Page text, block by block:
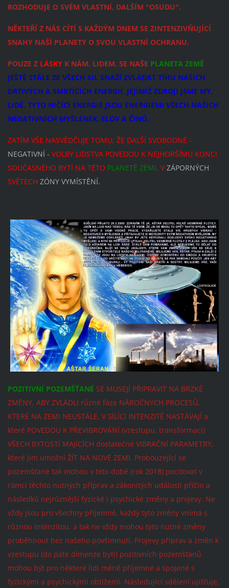
ROZHODUJE O SVÉM VLASTNÍ, DALŠÍM "OSUDU".
NĚKTEŘÍ Z NÁS CÍTÍ S KAŽDÝM DNEM SE ZINTENZIVŇUJÍCÍ
SNAHY NAŠÍ PLANETY O SVOU VLASTNÍ OCHRANU.
POUZE ZLÁSKYK NÁM, LIDEM, SE NAŠE PLANETA ZEMĚ
JEŠTĚ STÁLE ZE VŠECH SIL SNAŽÍ ZVLÁDAT TÍHU NAŠICH
DRTIVÝCH A SMRTÍCÍCH ENERGIÍ, JEJÍMIŽ ZDROJI JSME MY,
LIDÉ. TYTO NIČÍCÍ ENERGIE JSOU ENERGIEMI VŠECH NAŠICH
NEGATIVNÍCH MYŠLENEK, SLOV A ČINŮ.
ZATÍM VŠE NASVĚDČUJE TOMU, ŽE DALŠÍ SVOBODNÉ -
NEGATIVNÍ - VOLBY LIDSTVA POVEDOU K NEJHORŠÍMU KONCI
SOUČASNÉHO BYTÍ NA TÉTO PLANETĚ ZEMI, VZÁPORNÝCH
SVĚTECH ZÓNY VYMÍSTĚNÍ.
POZITIVNÍ POZEMŠŤANÉ SE MUSEJÍ PŘIPRAVIT NA BRZKÉ
ZMĚNY, ABY ZVLÁDLI různé fáze NÁROČNÝCH PROCESŮ,
KTERÉ NA ZEMI NEUSTÁLE, V SÍLÍCÍ INTENZITĚ NASTÁVAJÍ a
které POVEDOU K PŘEVIBROVÁNÍ (vzestupu, transformaci)
VŠECH BYTOSTÍ MAJÍCÍCH dostatečné VIBRAČNÍ PARAMETRY,
které jim umožní ŽÍT NA NOVÉ ZEMI. Probouzející se
pozemšťané tak mohou v této době (rok 2018) pociťovat v
rámci těchto nutných příprav a zákonitých událostí příčin a
následků nejrůznější fyzické i psychické změny a projevy. Ne
vždy jsou pro všechny příjemné, každý tyto změny vnímá s
různou intenzitou, a tak ne vždy mohou tyto nutné změny
proběhnout bez našeho povšimnutí. Projevy příprav a změn k
vzestupu (do páté dimenze bytí) pozitivních pozemšťanů
mohou být pro některé lidi méně příjemné a spojené s
fyzickými a psychickými obtížemi. Následující sdělení ujišťuje,